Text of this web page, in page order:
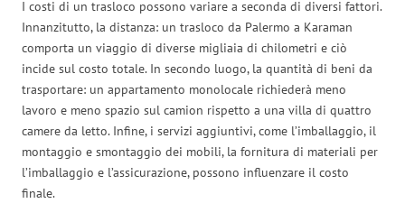
I costi di un trasloco possono variare a seconda di diversi fattori.
Innanzitutto, la distanza: un trasloco da Palermo a Karaman
comporta un viaggio di diverse migliaia di chilometri e ciò
incide sul costo totale. In secondo luogo, la quantità di beni da
trasportare: un appartamento monolocale richiederà meno
lavoro e meno spazio sul camion rispetto a una villa di quattro
camere da letto. Infine, i servizi aggiuntivi, come l’imballaggio, il
montaggio e smontaggio dei mobili, la fornitura di materiali per
l’imballaggio e l’assicurazione, possono influenzare il costo
finale.